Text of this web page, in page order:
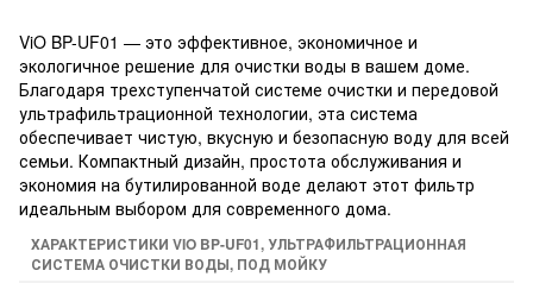
ViO BP-UF01 — это эффективное, экономичное и
экологичное решение для очистки воды в вашем доме.
Благодаря трехступенчатой системе очистки и передовой
ультрафильтрационной технологии, эта система
обеспечивает чистую, вкусную и безопасную воду для всей
семьи. Компактный дизайн, простота обслуживания и
экономия на бутилированной воде делают этот фильтр
идеальным выбором для современного дома.
ХАРАКТЕРИСТИКИ VIO BP-UF01, УЛЬТРАФИЛЬТРАЦИОННАЯ
СИСТЕМА ОЧИСТКИ ВОДЫ, ПОД МОЙКУ